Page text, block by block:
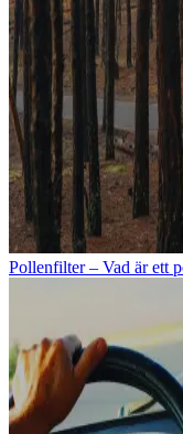
Pollenfilter – Vad är ett